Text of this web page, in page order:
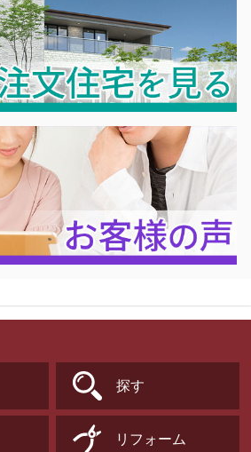
探す
リフォーム